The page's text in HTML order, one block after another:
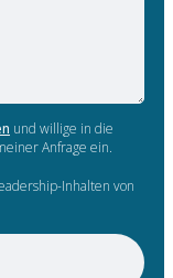
und willige in die
Anfrage ein.
Inhalten von